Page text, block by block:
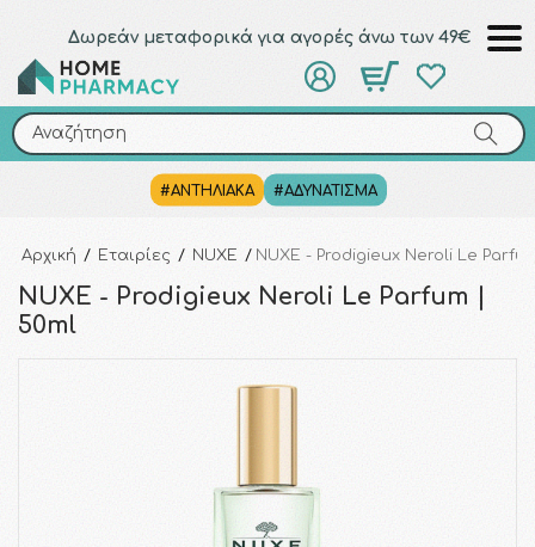
Δωρεάν μεταφορικά για αγορές άνω των 49€
Αναζήτηση
#ΑΝΤΗΛΙΑΚΑ #ΑΔΥΝΑΤΙΣΜΑ
Αναζήτηση
Αρχική / Εταιρίες / NUXE / NUXE - Prodigieux Neroli Le
NUXE - Prodigieux Neroli Le Parfum |
50ml